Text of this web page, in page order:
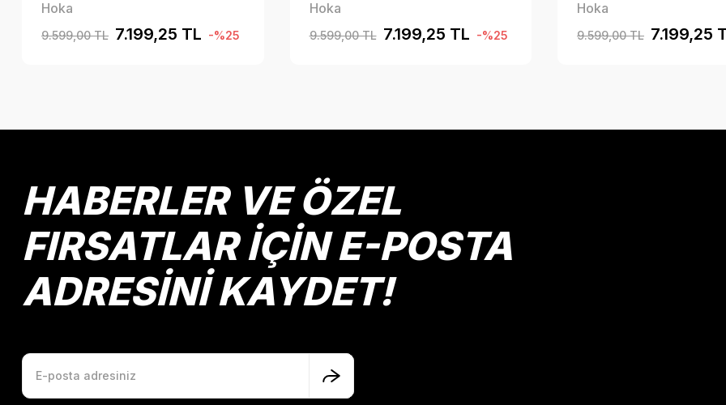
Hoka
9.599,00 TL 7.199,25 TL -%25
Hoka
9.599,00 TL 7.199,25 TL -%25
Hoka
9.599,00 TL 7.199,25
HABERLER VE ÖZEL
FIRSATLAR İÇİN E-POSTA
ADRESİNİ KAYDET!